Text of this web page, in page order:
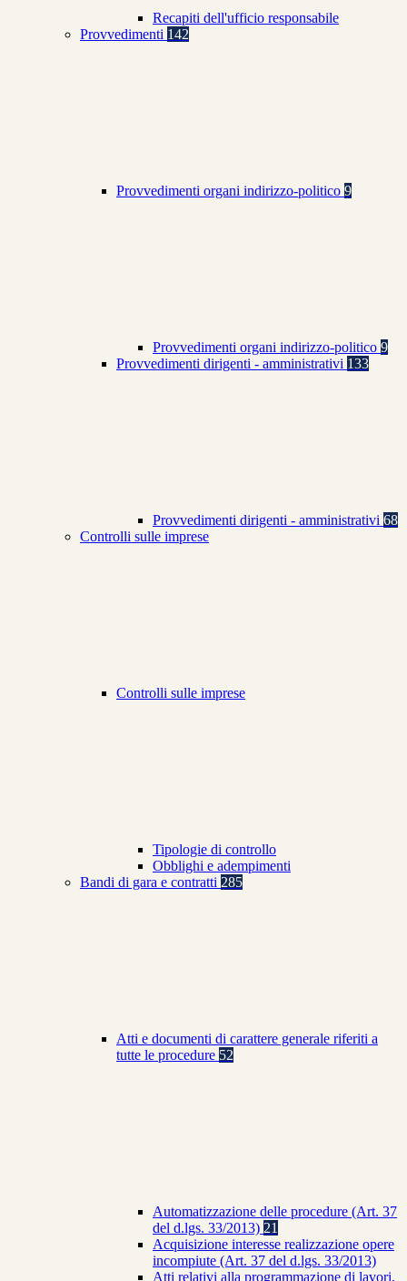
Recapiti dell'ufficio responsabile
Provvedimenti 142
Provvedimenti organi indirizzo-politico 9
Provvedimenti organi indirizzo-politico 9
Provvedimenti dirigenti - amministrativi 133
Provvedimenti dirigenti - amministrativi 68
Controlli sulle imprese
Controlli sulle imprese
Tipologie di controllo
Obblighi e adempimenti
Bandi di gara e contratti 285
Atti e documenti di carattere generale riferiti a
tutte le procedure 52
Automatizzazione delle procedure (Art. 37
del d.lgs. 33/2013) 21
Acquisizione interesse realizzazione opere
incompiute (Art. 37 del d.lgs. 33/2013)
Atti relativi alla programmazione di lavori,